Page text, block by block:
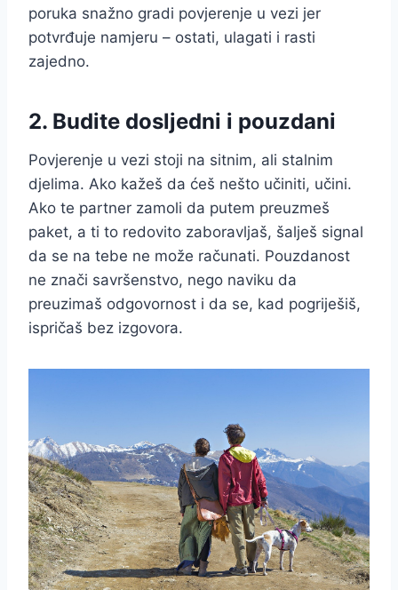
poruka snažno gradi povjerenje u vezi jer
potvrđuje namjeru – ostati, ulagati i rasti
zajedno.
2. Budite dosljedni i pouzdani
Povjerenje u vezi stoji na sitnim, ali stalnim
djelima. Ako kažeš da ćeš nešto učiniti, učini.
Ako te partner zamoli da putem preuzmeš
paket, a ti to redovito zaboravljaš, šalješ signal
da se na tebe ne može računati. Pouzdanost
ne znači savršenstvo, nego naviku da
preuzimaš odgovornost i da se, kad pogriješiš,
ispričaš bez izgovora.